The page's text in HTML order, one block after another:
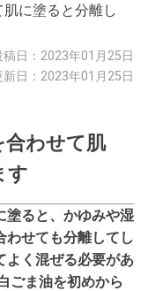
に塗ると分離し
稿日：2023年01月25日
新日：2023年01月25日
合わせて肌
す
塗ると、かゆみや湿
わせても分離してし
よく混ぜる必要があ
ごま油を初めから